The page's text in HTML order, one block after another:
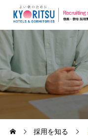
採用を知る